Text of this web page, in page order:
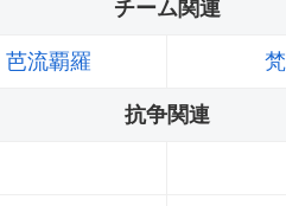
チーム関連
芭流覇羅
抗争関連